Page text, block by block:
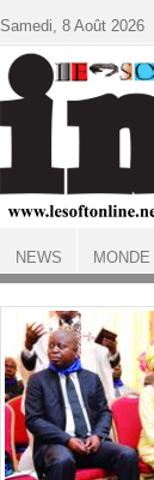
ACCUEIL
Samedi, 8 Août 2026
NEWS MONDE